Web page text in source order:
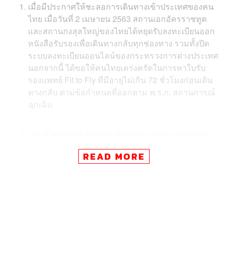
เมื่อมีประกาศให้ชะลอการเดินทางเข้าประเทศของคน
ไทย เมื่อวันที่ 2 เมษายน 2563 สถานเอกอัครราชทูต
และสถานกงสุลใหญ่ของไทยได้หยุดรับลงทะเบียนออก
หนังสือรับรองเพื่อเดินทางกลับทุกช่องทาง รวมทั้งปิด
ระบบลงทะเบียนออนไลน์ของกระทรวงการต่างประเทศ
นอกจากนี้ ได้ขอให้คนไทยเคร่งครัดในการหาใบรับ
รองแพทย์ Fit to Fly ที่มีอายุไม่เกิน 72 ชั่วโมงก่อนเดิน
ทางกลับ ตามข้อกำหนดที่ออกตาม พ.ร.ก. สถานการณ์
ฉุกเฉิน
คือกลุ่มในช่วงรอยต่อ​ ซึ่งยังเดินทางขึ้นเครื่องเข้ามาได้
เพราะมีหนังสือรับรอง และใบรับรองแพทย์ Fit to Fly
READ MORE